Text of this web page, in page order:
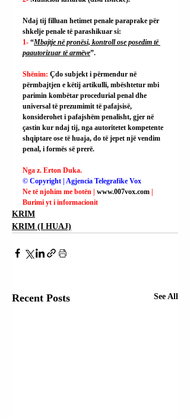
Ndaj tij filluan hetimet penale paraprake për
shkelje penale të parashikuar si:
1- “Mbajtje në pronësi, kontroll ose posedim të
paautorizuar të armëve”.
Shënim: Çdo subjekt i përmendur në
përmbajtjen e këtij artikulli, mbështetur mbi
parimin kombëtar procedurial penal dhe
universal të prezumimit të pafajsisë,
konsiderohet i pafajshëm penalisht, gjer në
çastin kur ndaj tij, nga autoritetet kompetente
shqiptare ose të huaja, do të jepet një vendim
penal, i formës së prerë.
Nga z. Erton Duka.
© Copyright | Agjencia Telegrafike Vox
Ne të njohim me botën | www.007vox.com
Burimi yt i informacionit
KRIM
KRIM (I HUAJ)
Recent Posts See All